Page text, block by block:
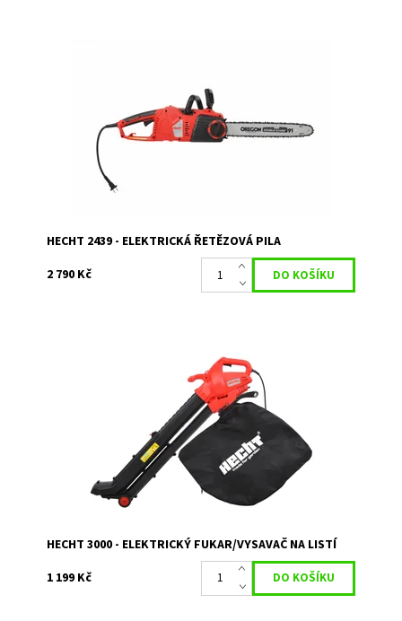
START, zubová opěrka, odlehčení pnutí...
Skladem 2
416
HECHT
HECHT 2439 - ELEKTRICKÁ ŘETĚZOVÁ PILA
2 790 Kč
Elektrický vysavač / fukar na listí. Příkon 3000 W. 45 l
sběrný vak. Rychlost vzduchu 275 km/h.
Skladem 2
HECHT
2 roky
HECHT 3000 - ELEKTRICKÝ FUKAR/VYSAVAČ NA LISTÍ
1 199 Kč